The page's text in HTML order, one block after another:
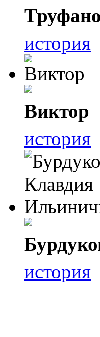
история
Виктор
история
история